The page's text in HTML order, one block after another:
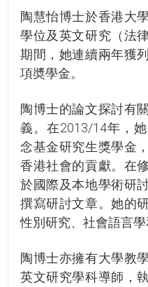
陶慧怡博士於香港大
學位及英文研究（法
期間，她連續兩年獲
項奬學金。
陶博士的論文探討有
義。在2013/14年，
念基金研究生獎學金
香港社會的貢獻。在
於國際及本地學術研
撰寫研討文章。她的
性別研究、社會語言學
陶博士亦擁有大學教
英文研究學科導師，